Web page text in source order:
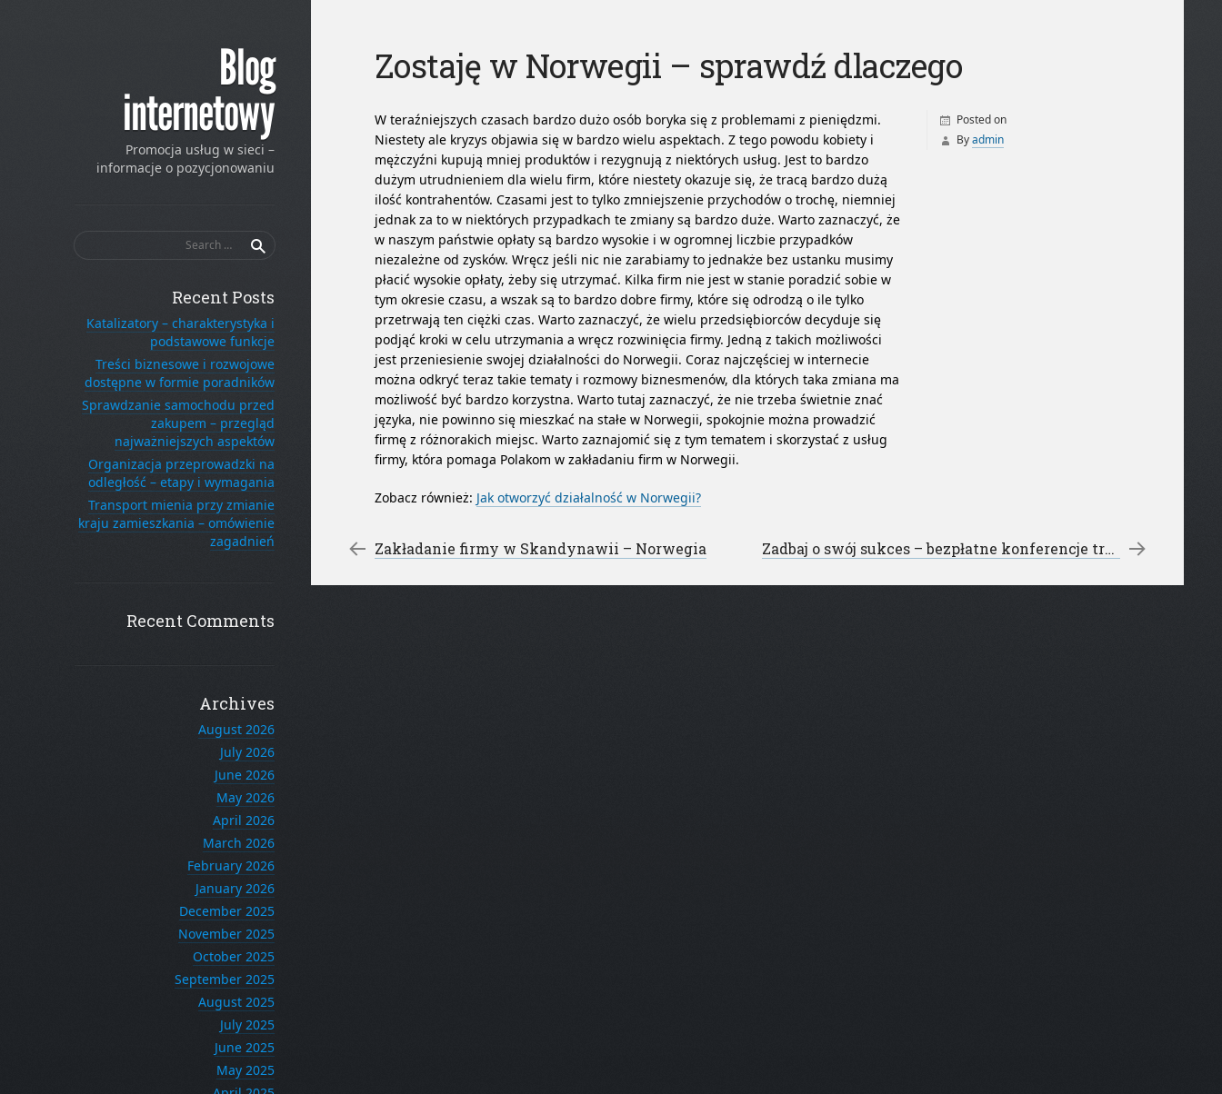
Blog
internetowy
Promocja usług w sieci –
informacje o pozycjonowaniu
Zostaję w Norwegii – sprawdź dlaczego
W teraźniejszych czasach bardzo dużo osób boryka się z problemami z pieniędzmi.
Niestety ale kryzys objawia się w bardzo wielu aspektach. Z tego powodu kobiety i
mężczyźni kupują mniej produktów i rezygnują z niektórych usług. Jest to bardzo
dużym utrudnieniem dla wielu firm, które niestety okazuje się, że tracą bardzo dużą
ilość kontrahentów. Czasami jest to tylko zmniejszenie przychodów o trochę, niemniej
jednak za to w niektórych przypadkach te zmiany są bardzo duże. Warto zaznaczyć, że
w naszym państwie opłaty są bardzo wysokie i w ogromnej liczbie przypadków
niezależne od zysków. Wręcz jeśli nic nie zarabiamy to jednakże bez ustanku musimy
płacić wysokie opłaty, żeby się utrzymać. Kilka firm nie jest w stanie poradzić sobie w
tym okresie czasu, a wszak są to bardzo dobre firmy, które się odrodzą o ile tylko
przetrwają ten ciężki czas. Warto zaznaczyć, że wielu przedsiębiorców decyduje się
podjąć kroki w celu utrzymania a wręcz rozwinięcia firmy. Jedną z takich możliwości
jest przeniesienie swojej działalności do Norwegii. Coraz najczęściej w internecie
można odkryć teraz takie tematy i rozmowy biznesmenów, dla których taka zmiana ma
możliwość być bardzo korzystna. Warto tutaj zaznaczyć, że nie trzeba świetnie znać
języka, nie powinno się mieszkać na stałe w Norwegii, spokojnie można prowadzić
firmę z różnorakich miejsc. Warto zaznajomić się z tym tematem i skorzystać z usług
firmy, która pomaga Polakom w zakładaniu firm w Norwegii.
Zobacz również: Jak otworzyć działalność w Norwegii?
Posted on
Byadmin
Post navigation
←
Zakładanie firmy w Skandynawii – Norwegia Zadbaj o swój sukces – bezpłatne konferencje trójmiasto
Recent Posts
Katalizatory – charakterystyka i
podstawowe funkcje
Treści biznesowe i rozwojowe
dostępne w formie poradników
Sprawdzanie samochodu przed
zakupem – przegląd
najważniejszych aspektów
Organizacja przeprowadzki na
odległość – etapy i wymagania
Transport mienia przy zmianie
kraju zamieszkania – omówienie
zagadnień
Recent Comments
Archives
August 2026
July 2026
June 2026
May 2026
April 2026
March 2026
February 2026
January 2026
December 2025
November 2025
October 2025
September 2025
August 2025
July 2025
June 2025
May 2025